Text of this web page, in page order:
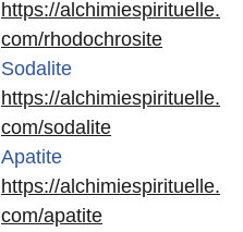
https://alchimiespirituelle.
com/rhodochrosite
Sodalite
https://alchimiespirituelle.
com/sodalite
Apatite
https://alchimiespirituelle.
com/apatite